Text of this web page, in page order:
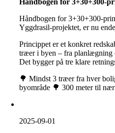
Håndbogen for 3+30+300-
Håndbogen for 3+30+300-
Yggdrasil-projektet, er nu
Princippet er et konkret
træer i byen – fra planlægning
Det bygger på tre klare
🌳 Mindst 3 træer fra hver
byområde 🌳 300 meter til
2025-09-01